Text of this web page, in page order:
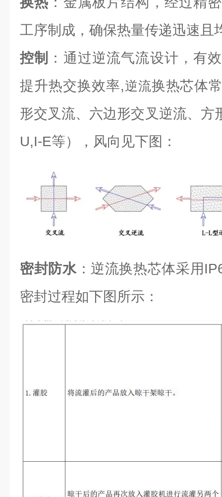
工序制成，确保热量传递迅速且
控制
：通过逆流气流设计，有
提升热交换效率,逆流换热芯体
形交叉流、六边形交叉逆流、方
U,I-E等），风向见下图：
密封防水：逆流换热芯体采用
密封过程如下图所示：